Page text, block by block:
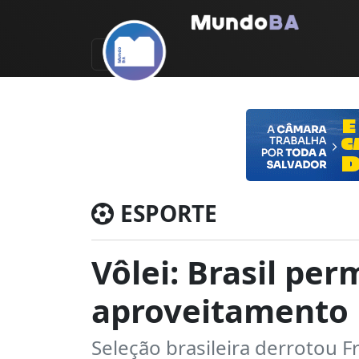
ESPORTE
Vôlei: Brasil
aproveitamento
Seleção brasileira derrotou